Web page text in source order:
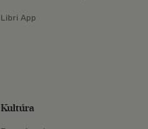
Libri App
Kultúra